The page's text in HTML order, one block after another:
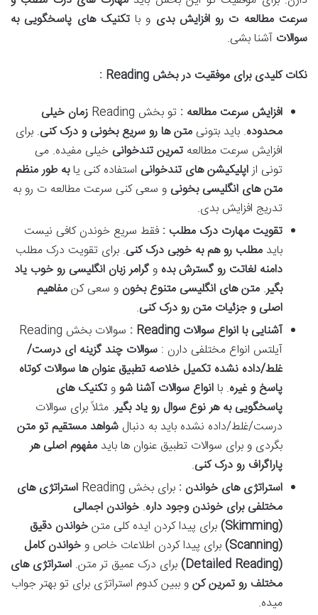
سرعت مطالعه ت رو افزایش بدی و باتکنیک های پاسخگویی به
سوالات آشنا بشی.
نکات کلیدی برای موفقیت در بخش
:
افزایش سرعت مطالعه : تو بخش Reading
زمان خیلی
محدوده. باید بتونی متن ها رو سریع بخونی و درک کنی. برای
افزایش سرعت مطالعه تمرین تندخوانی خیلی مفیده. می
تونی ازاپلیکیشن های تندخوانی استفاده کنی یابه طور منظم
متن های انگلیسی بخونی و سعی کنی سرعت مطالعه ت رو به
تدریج افزایش بدی.
تقویت مهارت درک مطلب : فقط سریع خوندن کافی نیست
باید مطلب رو هم به خوبی درک کنی. برای تقویت درک مطلب
دامنه لغاتت رو گسترش بده وگرامر زبان انگلیسی رو خوب یاد
بگیر. متن های انگلیسی متنوع بخون و سعی کنمفاهیم
اصلی و جزئیات متن رو درک کنی.
آشنایی با انواع سوالات
:
سوالات بخش Reading
آیلتس انواع مختلفی دارن : سوالات چند گزینه ای درست/
غلط/داده نشده تکمیل خلاصه تطبیق عنوان ها سوالات کوتاه
پاسخ و غیره. باانواع سوالات آشنا شووتکنیک های
پاسخگویی به هر نوع سوال رو یاد بگیر. مثلاً برای سوالات
درست/غلط/داده نشده باید به دنبال شواهد مستقیم تو متن
بگردی و برای سوالات تطبیق عنوان ها باید مفهوم اصلی هر
پاراگراف رو درک کنی.
استراتژی های خواندن : برای بخش Reading
استراتژی های
مختلفی برای خوندن وجود داره. خواندن اجمالی
(Skimming)
برای پیدا کردن ایده کلی متنخواندن دقیق
(Scanning)
برای پیدا کردن اطلاعات خاص وخواندن کامل
(Detailed Reading)
برای درک عمیق تر متن. استراتژی های
مختلف رو تمرین کنو ببین کدوم استراتژی برای تو بهتر جواب
میده.